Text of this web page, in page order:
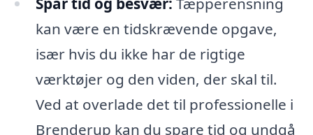
kan være en tidskrævende opgave,
især hvis du ikke har de rigtige
værktøjer og den viden, der skal til.
Ved at overlade det til professionelle i
Brenderup kan du spare tid og undgå